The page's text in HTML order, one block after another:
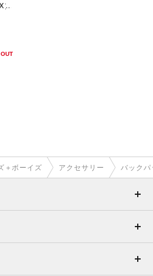
）
＋ボーイズ アクセサリー バック